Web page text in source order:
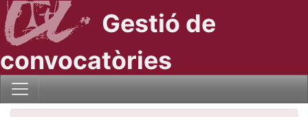
Gestió de
convocatòries